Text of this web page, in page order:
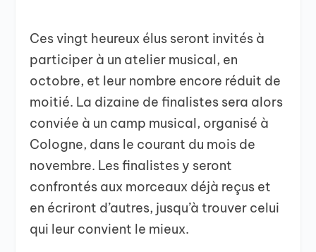
Ces vingt heureux élus seront invités à
participer à un atelier musical, en
octobre, et leur nombre encore réduit de
moitié. La dizaine de finalistes sera alors
conviée à un camp musical, organisé à
Cologne, dans le courant du mois de
novembre. Les finalistes y seront
confrontés aux morceaux déjà reçus et
en écriront d’autres, jusqu’à trouver celui
qui leur convient le mieux.